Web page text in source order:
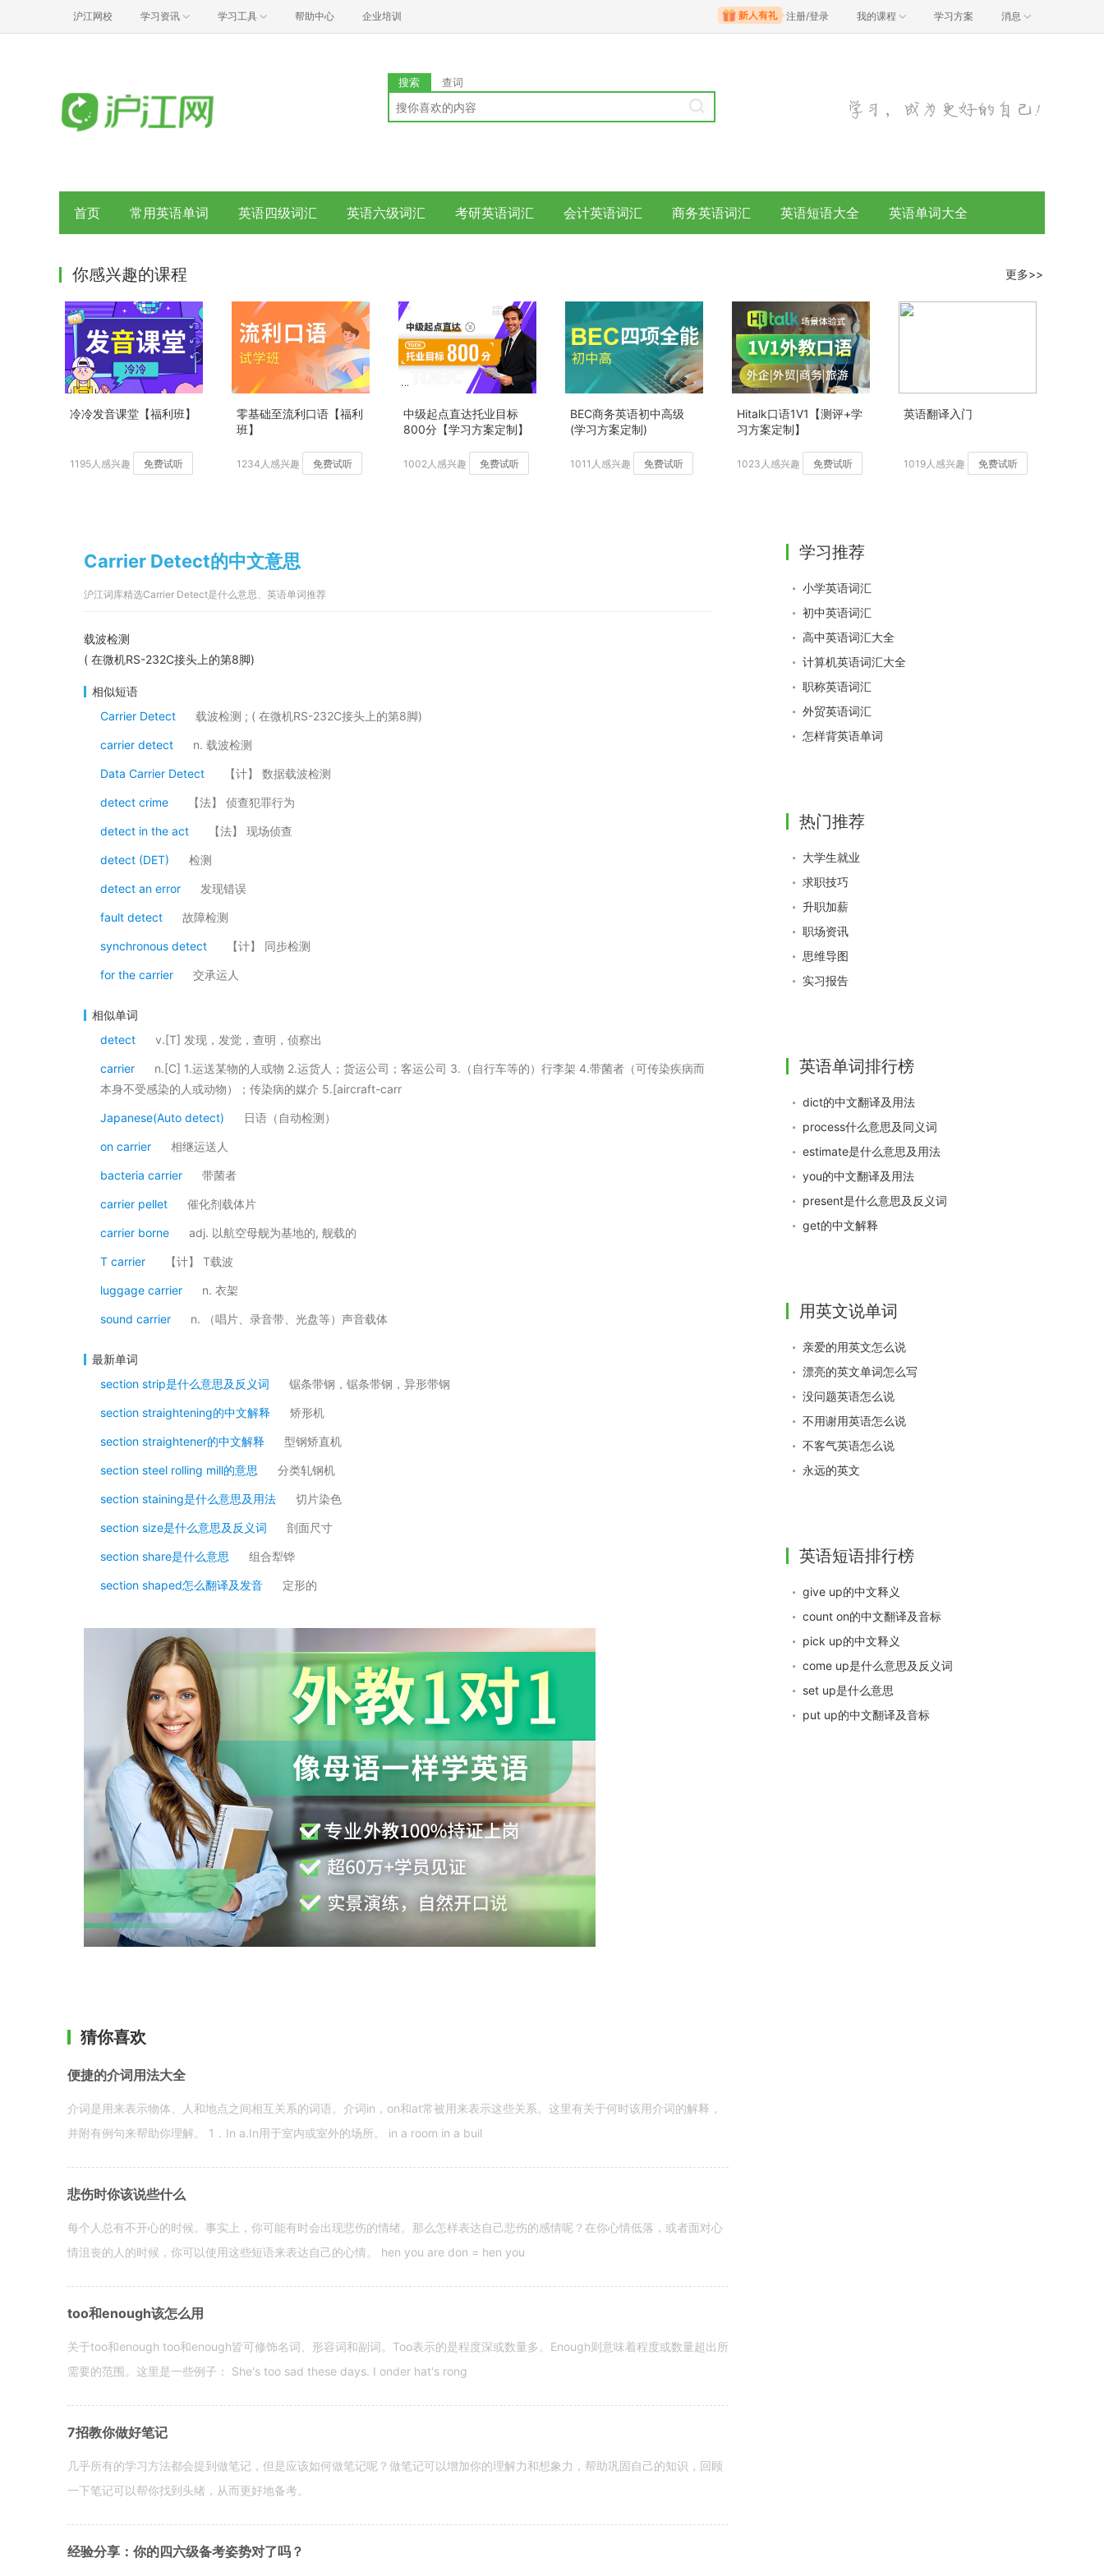
沪江网校 学习资讯 学习工具 帮助中心 企业培训 注册/登录 我的课程 学习方案 消息
搜索 查词
首页 常用英语单词 英语四级词汇 英语六级词汇 考研英语词汇 会计英语词汇 商务英语词汇 英语短语大全 英语单词大全
你感兴趣的课程 更多>>
冷冷发音课堂【福利班】
1195人感兴趣 免费试听
零基础至流利口语【福利
班】
1234人感兴趣 免费试听
中级起点直达托业目标
800分【学习方案定制】
1002人感兴趣 免费试听
BEC商务英语初中高级
(学习方案定制)
1011人感兴趣 免费试听
Hitalk口语1V1【测评+学
习方案定制】
1023人感兴趣 免费试听
英语翻译入门
1019人感兴趣 免费试听
Carrier Detect的中文意思
沪江词库精选Carrier Detect是什么意思、英语单词推荐
载波检测
( 在微机RS-232C接头上的第8脚)
相似短语
Carrier Detect
载波检测 ; ( 在微机RS-232C接头上的第8脚)
carrier detect n. 载波检测
Data Carrier Detect 【计】 数据载波检测
detect crime 【法】 侦查犯罪行为
detect in the act 【法】 现场侦查
detect (DET) 检测
detect an error 发现错误
fault detect 故障检测
synchronous detect 【计】 同步检测
for the carrier 交承运人
相似单词
detect
v.[T] 发现，发觉，查明，侦察出
carrier
n.[C] 1.运送某物的人或物 2.运货人；货运公司；客运公司 3.（自行车等的）行李架 4.带菌者（可传染疾病而
本身不受感染的人或动物）；传染病的媒介 5.[aircraft-carr
Japanese(Auto detect) 日语（自动检测）
on carrier 相继运送人
bacteria carrier 带菌者
carrier pellet 催化剂载体片
carrier borne adj. 以航空母舰为基地的, 舰载的
T carrier 【计】 T载波
luggage carrier n. 衣架
sound carrier n. （唱片、录音带、光盘等）声音载体
最新单词
section strip是什么意思及反义词
锯条带钢，锯条带钢，异形带钢
section straightening的中文解释 矫形机
section straightener的中文解释 型钢矫直机
section steel rolling mill的意思 分类轧钢机
section staining是什么意思及用法 切片染色
section size是什么意思及反义词 剖面尺寸
section share是什么意思 组合犁铧
section shaped怎么翻译及发音 定形的
猜你喜欢
便捷的介词用法大全
介词是用来表示物体、人和地点之间相互关系的词语。介词in，on和at常被用来表示这些关系。这里有关于何时该用介词的解释，
并附有例句来帮助你理解。 1．In a.In用于室内或室外的场所。 in a room in a buil
悲伤时你该说些什么
每个人总有不开心的时候。事实上，你可能有时会出现悲伤的情绪。那么怎样表达自己悲伤的感情呢？在你心情低落，或者面对心
情沮丧的人的时候，你可以使用这些短语来表达自己的心情。 hen you are don = hen you
too和enough该怎么用
关于too和enough too和enough皆可修饰名词、形容词和副词。Too表示的是程度深或数量多。Enough则意味着程度或数量超出所
需要的范围。这里是一些例子： She's too sad these days. I onder hat's rong
7招教你做好笔记
几乎所有的学习方法都会提到做笔记，但是应该如何做笔记呢？做笔记可以增加你的理解力和想象力，帮助巩固自己的知识，回顾
一下笔记可以帮你找到头绪，从而更好地备考。
经验分享：你的四六级备考姿势对了吗？
学习推荐
小学英语词汇
初中英语词汇
高中英语词汇大全
计算机英语词汇大全
职称英语词汇
外贸英语词汇
怎样背英语单词
热门推荐
大学生就业
求职技巧
升职加薪
职场资讯
思维导图
实习报告
英语单词排行榜
dict的中文翻译及用法
process什么意思及同义词
estimate是什么意思及用法
you的中文翻译及用法
present是什么意思及反义词
get的中文解释
用英文说单词
亲爱的用英文怎么说
漂亮的英文单词怎么写
没问题英语怎么说
不用谢用英语怎么说
不客气英语怎么说
永远的英文
英语短语排行榜
give up的中文释义
count on的中文翻译及音标
pick up的中文释义
come up是什么意思及反义词
set up是什么意思
put up的中文翻译及音标